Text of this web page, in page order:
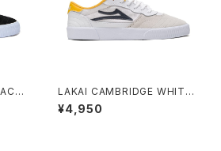
LAKAI CAMBRIDGE WHITE/
NAVY SUEDE
¥4,950